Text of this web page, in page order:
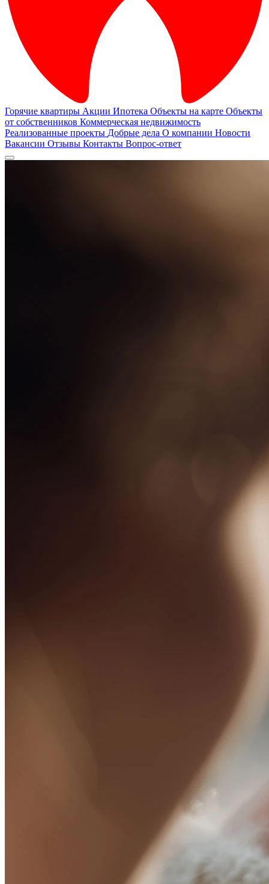
Горячие квартиры Акции Ипотека Объекты на карте Объекты
от собственников Коммерческая недвижимость
Реализованные проекты Добрые дела О компании Новости
Вакансии Отзывы Контакты Вопрос-ответ